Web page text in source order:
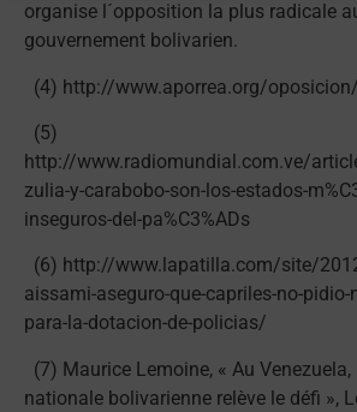
organise l´opposition la plus radicale
gouvernement bolivarien.
(4) http://www.aporrea.org/
(5)
http://www.radiomundial.com.ve/
zulia-y-carabobo-son-los-estados-
inseguros-del-pa%C3%ADs
(6) http://www.lapatilla.com/site/
aissami-aseguro-que-capriles-no-pidio-
para-la-dotacion-de-policias/
(7) Maurice Lemoine, « Au
nationale bolivarienne relève le défi »,